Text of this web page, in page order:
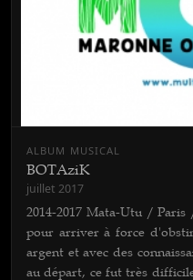
ALBUM MUSICAL
BOTAziK
juillet 2017
2014-2017 Mata-Utu /
pour arriver à force
argent et avec des
au départ, ce fut très